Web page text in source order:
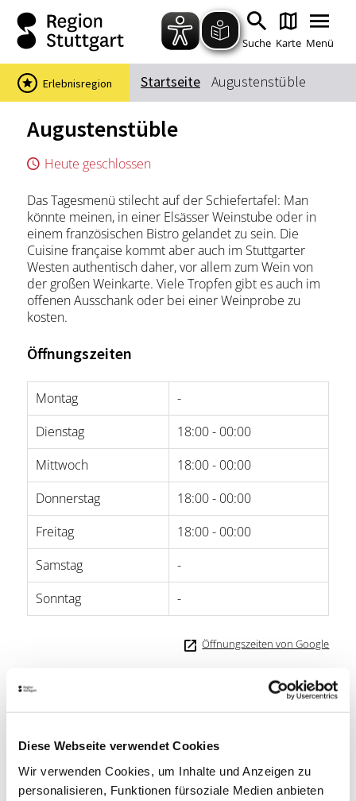
Diese Webseite verwendet Cookies
Wir verwenden Cookies, um Inhalte und Anzeigen zu
personalisieren, Funktionen fürsoziale Medien anbieten
Zum Hauptinhalt springen
Zur Suche springen
Zur Hauptnavigation
Zum Footer springen
Suche Karte Menü
Suchbegriff
Das könnte Sie interessieren
Stadtführungen
Events & Tickets
Ausflugsziele
Erlebnisse
Wein
Radfahren
Wandern
Startseite Augustenstüble
Erlebnisregion
Augustenstüble
Heute geschlossen
Das Tagesmenü stilecht auf der Schiefertafel: Man
könnte meinen, in einer Elsässer Weinstube oder in
einem französischen Bistro gelandet zu sein. Die
Cuisine française kommt aber auch im Stuttgarter
Westen authentisch daher, vor allem zum Wein von
der großen Weinkarte. Viele Tropfen gibt es auch im
offenen Ausschank oder bei einer Weinprobe zu
kosten.
Öffnungszeiten
Montag
-
Dienstag
18:00 - 00:00
Mittwoch
18:00 - 00:00
Donnerstag
18:00 - 00:00
Freitag
18:00 - 00:00
Samstag
-
Sonntag
-
Öffnungszeiten von Google
70197 Stuttgart
Telefon:0711/62 12 48
Website:www.augustenstüble.de